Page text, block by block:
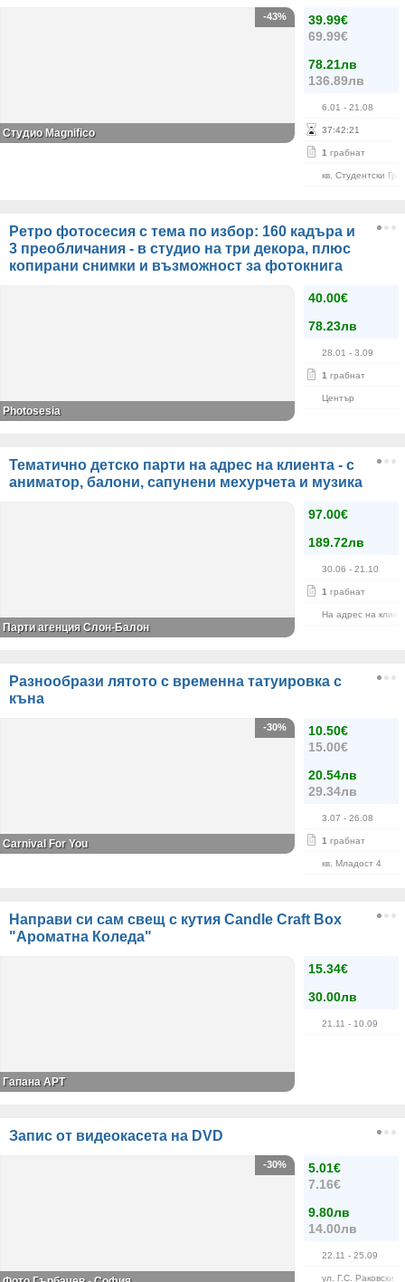
39.99€
69.99€
78.21лв
136.89лв
6.01 - 21.08
37:42:20
1 грабнат
кв. Студентски
-43%
Студио Magnifico
Ретро фотосесия с тема по избор: 160 кадъра и
3 преобличания - в студио на три декора, плюс
копирани снимки и възможност за фотокнига
40.00€
78.23лв
28.01 - 3.09
1 грабнат
Център
Photosesia
Тематично детско парти на адрес на клиента - с
аниматор, балони, сапунени мехурчета и музика
97.00€
189.72лв
30.06 - 21.10
1 грабнат
На адрес на
Парти агенция Слон-Балон
Разнообрази лятото с временна татуировка с
къна
10.50€
15.00€
20.54лв
29.34лв
3.07 - 26.08
1 грабнат
кв. Младост 4
-30%
Carnival For You
Направи си сам свещ с кутия Candle Craft Box
"Ароматна Коледа"
15.34€
30.00лв
21.11 - 10.09
Гапана АРТ
Запис от видеокасета на DVD
5.01€
7.16€
9.80лв
14.00лв
22.11 - 25.09
ул. Г.С. Раковски
-30%